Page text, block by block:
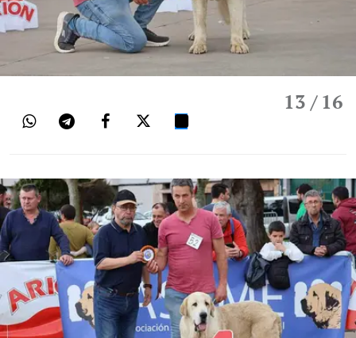
13 / 16